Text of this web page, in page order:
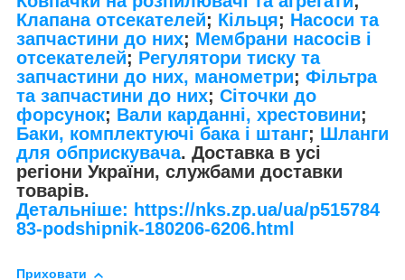
Клапана отсекателей; Кільця; Насоси та
запчастини до них; Мембрани насосів і
отсекателей; Регулятори тиску та
запчастини до них, манометри; Фільтра
та запчастини до них; Сіточки до
форсунок; Вали карданні, хрестовини;
Баки, комплектуючі бака і штанг; Шланги
для обприскувача. Доставка в усі
регіони України, службами доставки
товарів.
Детальніше: https://nks.zp.ua/ua/p515784
83-podshipnik-180206-6206.html
Приховати